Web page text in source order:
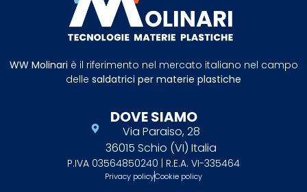
WW Molinari è il riferimento nel mercato italiano nel campo
delle saldatrici per materie plastiche
DOVE SIAMO
Via Paraiso, 28
36015 Schio (VI) Italia
P.IVA 03564850240 | R.E.A. VI-335464
Privacy policyCookie policy